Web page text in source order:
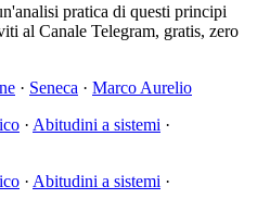
pratica di questi principi
al Canale Telegram, gratis, zero
· Seneca · Marco Aurelio
· Abitudini a sistemi ·
· Abitudini a sistemi ·